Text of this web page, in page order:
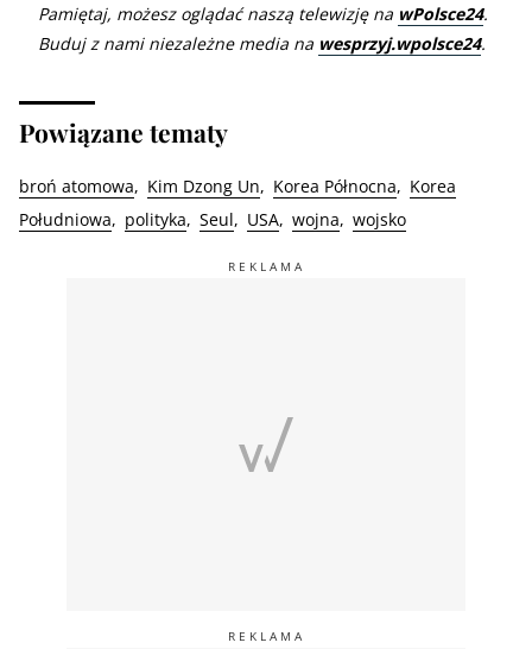
Pamiętaj, możesz oglądać naszą telewizję na wPolsce24.
Buduj z nami niezależne media na wesprzyj.wpolsce24.
Powiązane tematy
broń atomowa Kim Dzong Un Korea Północna
Korea
Południowa
polityka Seul USA wojna wojsko